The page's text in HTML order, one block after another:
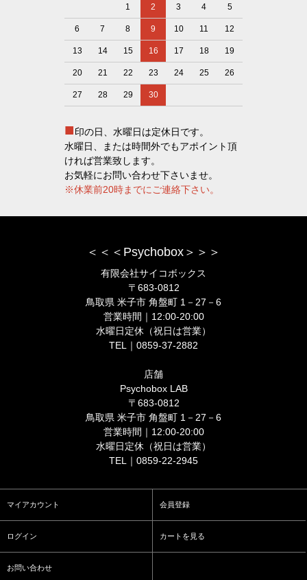
1 2 3 4 5
6 7 8 9 10 11 12
13 14 15 16 17 18 19
20 21 22 23 24 25 26
27 28 29 30
■印の日、水曜日は定休日です。
水曜日、または時間外でもアポイント頂
ければ営業致します。
お気軽にお問い合わせ下さいませ。
※休業前20時までにご連絡下さい。
＜＜＜Psychobox＞＞＞
有限会社サイコボックス
〒683-0812
鳥取県 米子市 角盤町 1－27－6
営業時間｜12:00-20:00
水曜日定休（祝日は営業）
TEL｜0859-37-2882
店舗
Psychobox LAB
〒683-0812
鳥取県 米子市 角盤町 1－27－6
営業時間｜12:00-20:00
水曜日定休（祝日は営業）
TEL｜0859-22-2945
マイアカウント 会員登録
ログイン カートを見る
お問い合わせ